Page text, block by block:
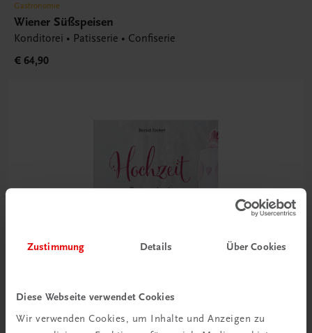
Zustimmung Details Über Cookies
Diese Webseite verwendet Cookies
Wir verwenden Cookies, um Inhalte und Anzeigen zu
Gastronomie
Wiener Süßspeisen
Konditorei • Patisserie • Confiserie
€ 64,90